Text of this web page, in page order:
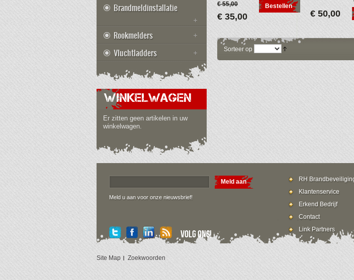
€ 55,00
€ 35,00
Bestellen
€ 50,00
Sorteer op
Brandmeldinstallatie
Rookmelders
Vluchtladders
WINKELWAGEN
Er zitten geen artikelen in uw
winkelwagen.
Meld aan
Meld u aan voor onze nieuwsbrief!
RH
Klantenservice
Erkend Bedrijf
Contact
Link Partners
Volg ons!
Site Map Zoekwoorden